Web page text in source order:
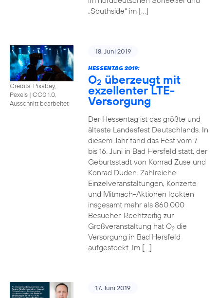
„Southside“ im […]
Credits: Pixabay,
Pexels | CC0 1.0,
Ausschnitt bearbeitet
18. Juni 2019
HESSENTAG 2019:
O2 überzeugt mit
exzellenter LTE-
Versorgung
Der Hessentag ist das größte und
älteste Landesfest Deutschlands. In
diesem Jahr fand das Fest vom 7.
bis 16. Juni in Bad Hersfeld statt, der
Geburtsstadt von Konrad Zuse und
Konrad Duden. Zahlreiche
Einzelveranstaltungen, Konzerte
und Mitmach-Aktionen lockten
insgesamt mehr als 860.000
Besucher. Rechtzeitig zur
Großveranstaltung hat O2die
Versorgung in Bad Hersfeld
aufgestockt. Im […]
17. Juni 2019